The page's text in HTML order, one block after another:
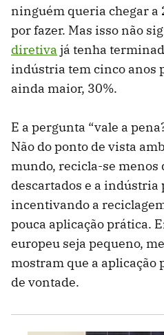
ninguém queria chegar a
por fazer. Mas isso não
diretiva já tenha
indústria tem cinco anos
ainda maior, 30%.
E a pergunta “vale a
Não do ponto de vista
mundo, recicla-se menos
descartados e a indústria
incentivando a
pouca aplicação prática.
europeu seja pequeno,
mostram que a aplicação
de vontade.